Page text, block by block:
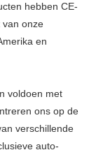
hebben CE-
van onze
en
voldoen met
ons op de
verschillende
auto-